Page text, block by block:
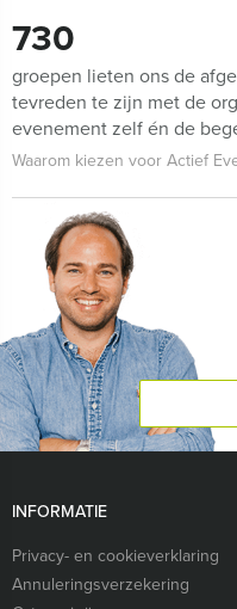
730
groepen lieten ons de
tevreden te zijn met de
evenement zelf én de
Waarom kiezen voor Actief
INFORMATIE
Privacy- en cookieverklaring
Annuleringsverzekering